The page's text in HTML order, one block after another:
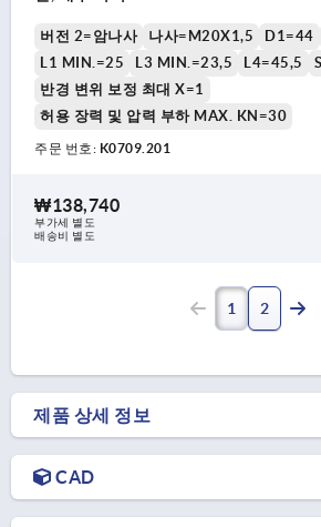
버전 2=암나사 나사=M20X1,5 D1=44
L1 MIN.=25
L3 MIN.=23,5 L4=45,5
반경 변위 보정 최대 X=1
허용 장력 및 압력 부하 MAX. KN=30
주문 번호: K0709.201
₩138,740
부가세 별도
배송비 별도
1 2
제품 상세 정보
CAD